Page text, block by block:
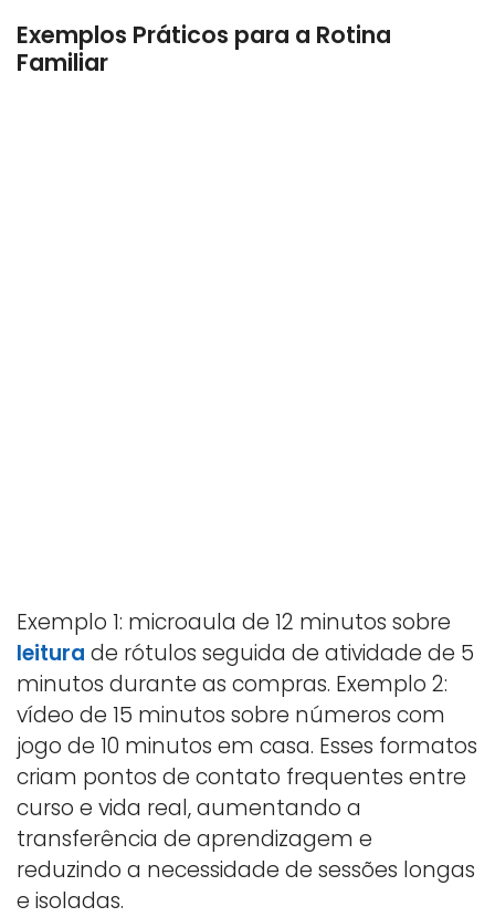
Exemplos Práticos para a Rotina
Familiar
Exemplo 1: microaula de 12 minutos sobre
leitura de rótulos seguida de atividade de 5
minutos durante as compras. Exemplo 2:
vídeo de 15 minutos sobre números com
jogo de 10 minutos em casa. Esses formatos
criam pontos de contato frequentes entre
curso e vida real, aumentando a
transferência de aprendizagem e
reduzindo a necessidade de sessões longas
e isoladas.